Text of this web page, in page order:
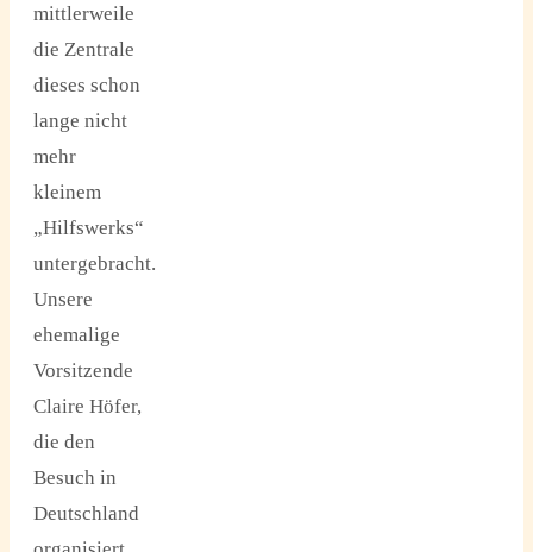
mittlerweile
die Zentrale
dieses schon
lange nicht
mehr
kleinem
„Hilfswerks“
untergebracht.
Unsere
ehemalige
Vorsitzende
Claire Höfer,
die den
Besuch in
Deutschland